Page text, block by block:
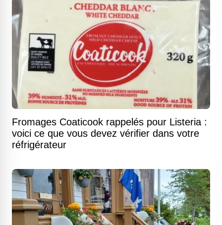
Fromages Coaticook rappelés pour Listeria :
voici ce que vous devez vérifier dans votre
réfrigérateur